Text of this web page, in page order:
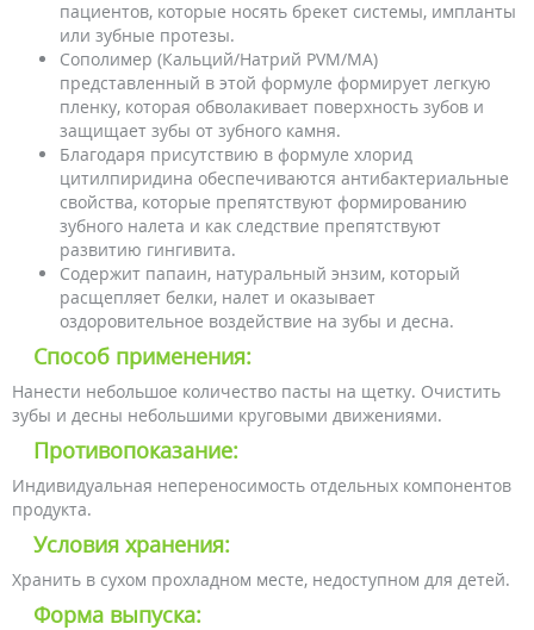
пациентов, которые носять брекет системы, импланты
или зубные протезы.
Сополимер (Кальций/Натрий PVM/MA)
представленный в этой формуле формирует легкую
пленку, которая обволакивает поверхность зубов и
защищает зубы от зубного камня.
Благодаря присутствию в формуле хлорид
цитилпиридина обеспечиваются антибактериальные
свойства, которые препятствуют формированию
зубного налета и как следствие препятствуют
развитию гингивита.
Содержит папаин, натуральный энзим, который
расщепляет белки, налет и оказывает
оздоровительное воздействие на зубы и десна.
Способ применения:
Нанести небольшое количество пасты на щетку. Очистить
зубы и десны небольшими круговыми движениями.
Противопоказание:
Индивидуальная непереносимость отдельных компонентов
продукта.
Условия хранения:
Хранить в сухом прохладном месте, недоступном для детей.
Форма выпуска: